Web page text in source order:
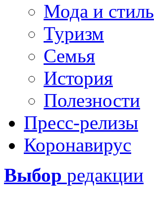
Мода и стиль
Туризм
Семья
История
Полезности
Пресс-релизы
Коронавирус
Выбор редакции